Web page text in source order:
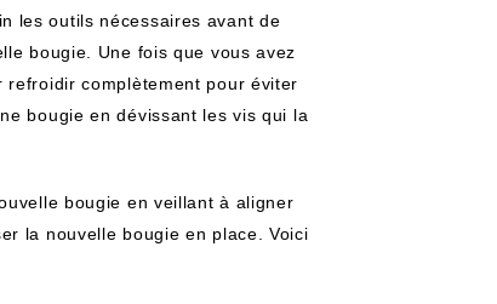
les outils nécessaires avant de
bougie. Une fois que vous avez
complètement pour éviter
bougie en dévissant les vis qui la
bougie en veillant à aligner
la nouvelle bougie en place. Voici